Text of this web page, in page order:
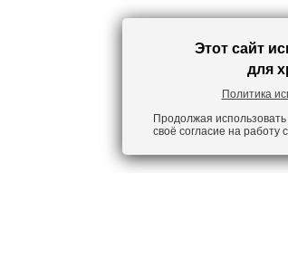
Этот сайт
для
Политика
Продолжая
своё согласие на работу